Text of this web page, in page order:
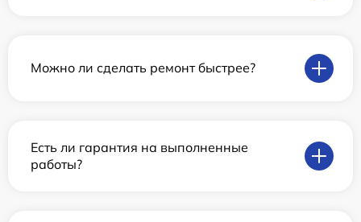
Можно ли сделать ремонт быстрее?
Есть ли гарантия на выполненные
работы?